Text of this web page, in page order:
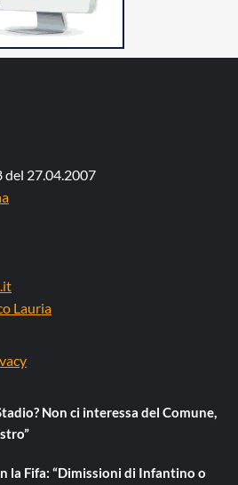
del 27.04.2007
Lauria
Non ci interessa del Comune,
la Fifa: “Dimissioni di Infantino o